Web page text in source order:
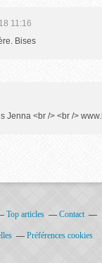
11:16
Bises
Jenna <br /> <br />
Top articles Contact
Préférences cookies